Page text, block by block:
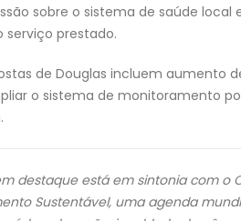
sobre o sistema de saúde local
serviço prestado.
de Douglas incluem aumento
o sistema de monitoramento
destaque está em sintonia com o
Sustentável, uma agenda